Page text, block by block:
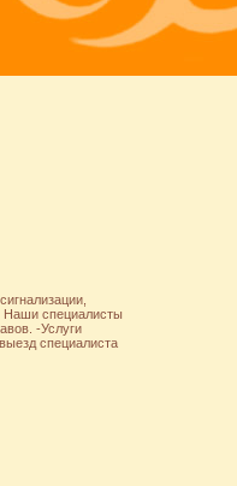
Наши специалисты
-Услуги
специалиста